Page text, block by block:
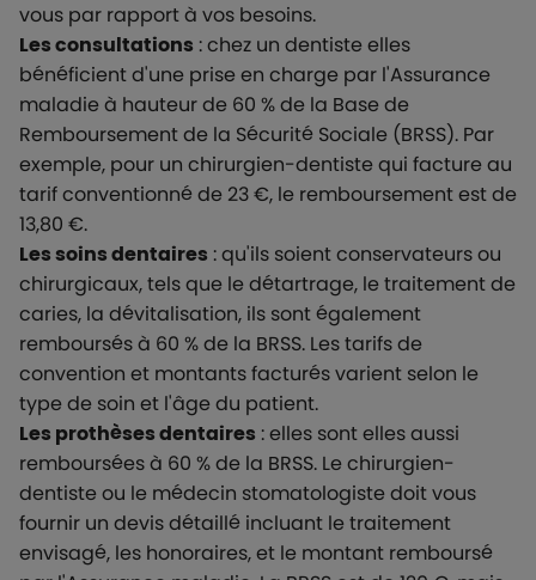
vous par rapport à vos besoins.
Les consultations : chez un dentiste elles
bénéficient d'une prise en charge par l'Assurance
maladie à hauteur de 60 % de la Base de
Remboursement de la Sécurité Sociale (BRSS). Par
exemple, pour un chirurgien-dentiste qui facture au
tarif conventionné de 23 €, le remboursement est de
13,80 €.
Les soins dentaires : qu'ils soient conservateurs ou
chirurgicaux, tels que le détartrage, le traitement de
caries, la dévitalisation, ils sont également
remboursés à 60 % de la BRSS. Les tarifs de
convention et montants facturés varient selon le
type de soin et l'âge du patient.
Les prothèses dentaires : elles sont elles aussi
remboursées à 60 % de la BRSS. Le chirurgien-
dentiste ou le médecin stomatologiste doit vous
fournir un devis détaillé incluant le traitement
envisagé, les honoraires, et le montant remboursé